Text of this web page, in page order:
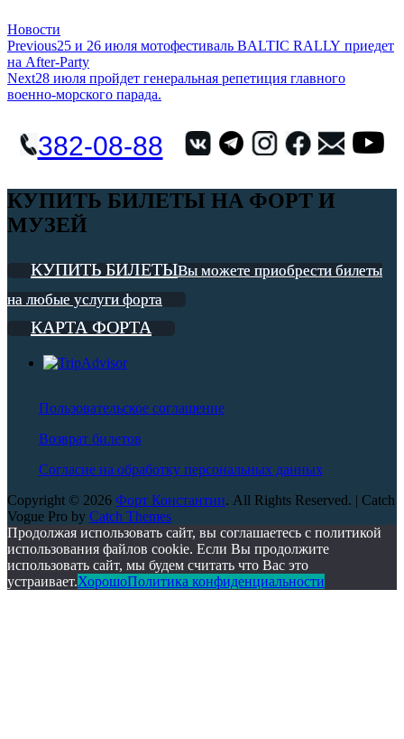
Categories
Новости
Навигация
по
записям
Previous25 и 26 июля мотофестиваль BALTIC RALLY приедет
на After-Party
Next28 июля пройдет генеральная репетиция главного
военно-морского парада.
382-08-88
КУПИТЬ БИЛЕТЫ НА ФОРТ И
МУЗЕЙ
КУПИТЬ БИЛЕТЫВы можете приобрести билеты
на любые услуги форта
КАРТА ФОРТА
Пользовательское соглашение
Возврат билетов
Согласие на обработку персональных данных
Copyright © 2026 Форт Константин. All Rights Reserved. | Catch
Vogue Pro by Catch Themes
Scroll
Up
Продолжая использовать сайт, вы соглашаетесь с политикой
использования файлов cookie. Если Вы продолжите
использовать сайт, мы будем считать что Вас это
устраивает.ХорошоПолитика конфиденциальности